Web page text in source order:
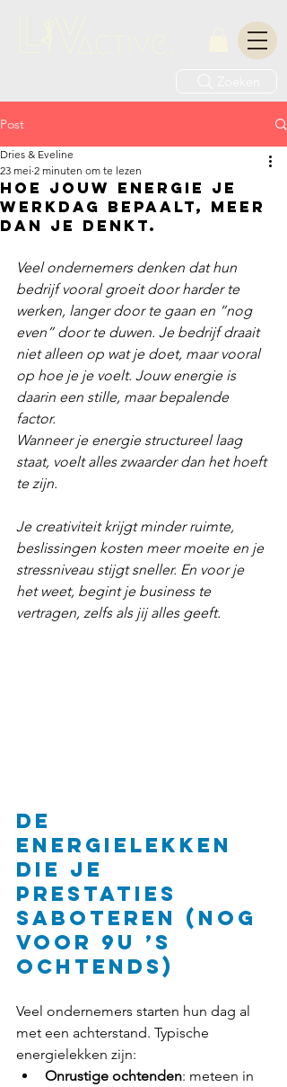
Post
Hoe jouw energie je
werkdag bepaalt, meer
dan je denkt.
Dries & Eveline
23 mei 2 minuten om te lezen
Veel ondernemers denken dat hun
bedrijf vooral groeit door harder te
werken, langer door te gaan en “nog
even” door te duwen. Je bedrijf draait
niet alleen op wat je doet, maar vooral
op hoe je je voelt. Jouw energie is
daarin een stille, maar bepalende
factor.
Wanneer je energie structureel laag
staat, voelt alles zwaarder dan het hoeft
te zijn.
Je creativiteit krijgt minder ruimte,
beslissingen kosten meer moeite en je
stressniveau stijgt sneller. En voor je
het weet, begint je business te
vertragen, zelfs als jij alles geeft.
De
energielekken
die je
prestaties
saboteren (nog
voor 9u ’s
ochtends)
Veel ondernemers starten hun dag al
met een achterstand. Typische
energielekken zijn:
Onrustige ochtenden: meteen in